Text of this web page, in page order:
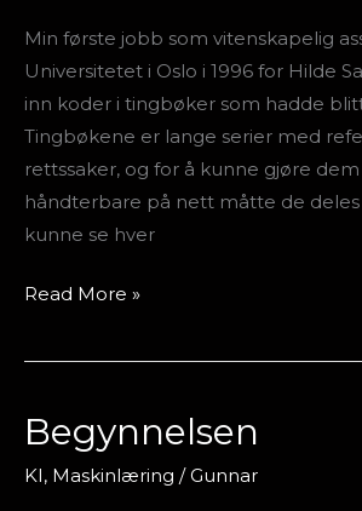
Min første jobb som vitenskapelig
Universitetet i Oslo i 1996 for Hilde
inn koder i tingbøker som hadde
Tingbøkene er lange serier med
rettssaker, og for å kunne gjøre
håndterbare på nett måtte de
kunne se hver
Read More »
Begynnelsen
KI, Maskinlæring /Gunnar
Begynnelsen